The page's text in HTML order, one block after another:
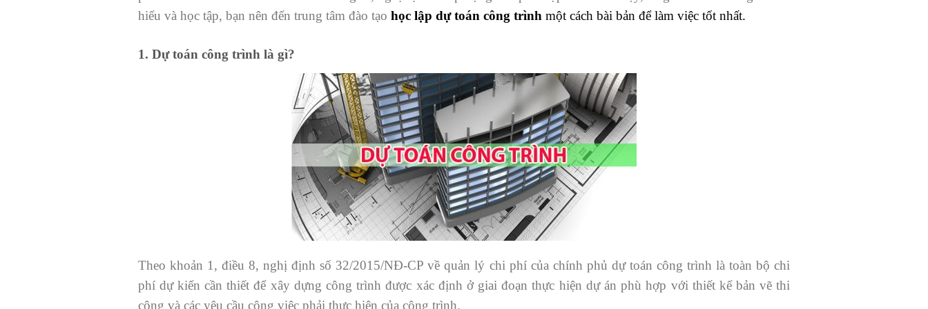
hiểu và học tập, bạn nên đến trung tâm đào tạo học lập dự toán công trình một cách bài bản để làm việc tốt nhất.
1. Dự toán công trình là gì?
Theo khoản 1, điều 8, nghị định số 32/2015/NĐ-CP về quản lý chi phí của chính phủ dự toán công trình là toàn bộ chi
phí dự kiến cần thiết để xây dựng công trình được xác định ở giai đoạn thực hiện dự án phù hợp với thiết kế bản vẽ thi
công và các yêu cầu công việc phải thực hiện của công trình.